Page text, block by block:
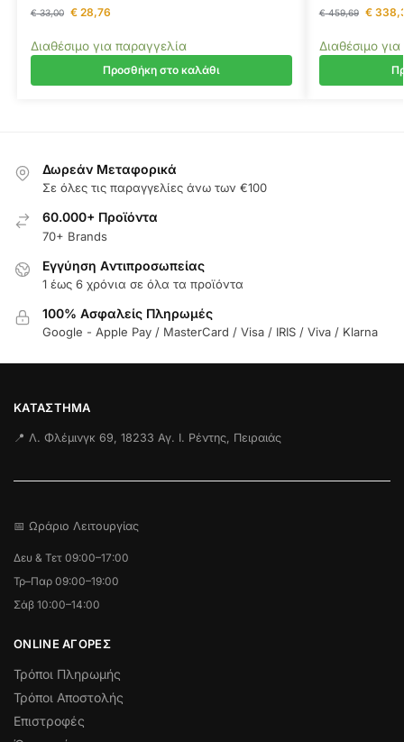
€33,00 €28,76
Διαθέσιμο για παραγγελία
Προσθήκη στο καλάθι
€459,69 €
Διαθέσιμο
Δωρεάν Μεταφορικά
Σε όλες τις παραγγελίες άνω των €100
60.000+ Προϊόντα
70+ Brands
Εγγύηση Aντιπροσωπείας
1 έως 6 χρόνια σε όλα τα προϊόντα
100% Ασφαλείς Πληρωμές
Google - Apple Pay / MasterCard / Visa / IRIS / Viva / Klarna
ΚΑΤΆΣΤΗΜΑ
📍 Λ. Φλέμινγκ 69, 18233 Αγ. Ι. Ρέντης, Πειραιάς
📅 Ωράριο Λειτουργίας
Δευ & Τετ 09:00–17:00
Τρ–Παρ 09:00–19:00
Σάβ 10:00–14:00
ONLINE ΑΓΟΡΕΣ
Τρόποι Πληρωμής
Τρόποι Αποστολής
Επιστροφές